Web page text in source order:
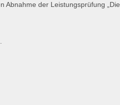
Abnahme der Leistungsprüfung „Die